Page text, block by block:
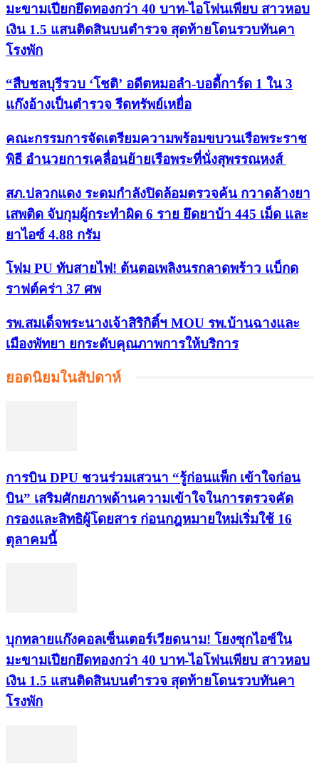
มะขามเปียกยึดทองกว่า 40 บาท-ไอโฟนเพียบ สาวหอบ
เงิน 1.5 แสนติดสินบนตำรวจ สุดท้ายโดนรวบทันคา
โรงพัก
“สืบชลบุรีรวบ ‘โชติ’ อดีตหมอลำ-บอดี้การ์ด 1 ใน 3
แก๊งอ้างเป็นตำรวจ รีดทรัพย์เหยื่อ
คณะกรรมการจัดเตรียมความพร้อมขบวนเรือพระราช
พิธี อำนวยการเคลื่อนย้ายเรือพระที่นั่งสุพรรณหงส์
สภ.ปลวกแดง ระดมกำลังปิดล้อมตรวจค้น กวาดล้างยา
เสพติด จับกุมผู้กระทำผิด 6 ราย ยึดยาบ้า 445 เม็ด และ
ยาไอซ์ 4.88 กรัม
โฟม PU ทับสายไฟ! ต้นตอเพลิงนรกลาดพร้าว แบ็กด
ราฟต์คร่า 37 ศพ
รพ.สมเด็จพระนางเจ้าสิริกิติ์ฯ MOU รพ.บ้านฉางและ
เมืองพัทยา ยกระดับคุณภาพการให้บริการ
ยอดนิยมในสัปดาห์
การบิน DPU ชวนร่วมเสวนา “รู้ก่อนแพ็ก เข้าใจก่อน
บิน” เสริมศักยภาพด้านความเข้าใจในการตรวจคัด
กรองและสิทธิผู้โดยสาร ก่อนกฎหมายใหม่เริ่มใช้ 16
ตุลาคมนี้
บุกทลายแก๊งคอลเซ็นเตอร์เวียดนาม! โยงซุกไอซ์ใน
มะขามเปียกยึดทองกว่า 40 บาท-ไอโฟนเพียบ สาวหอบ
เงิน 1.5 แสนติดสินบนตำรวจ สุดท้ายโดนรวบทันคา
โรงพัก